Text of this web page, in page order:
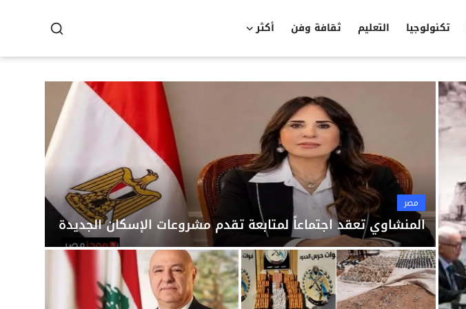
تكنولوجيا التعليم ثقافة وفن أكثر
مصر
مصر
المنشاوي تعقد اجتماعاً لمتابعة تقدم مشروعات الإسكان الجديدة